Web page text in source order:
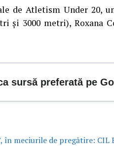
de Atletism Under 20,
și 3000 metri), Roxana
sursă preferată pe
în meciurile de pregătire: